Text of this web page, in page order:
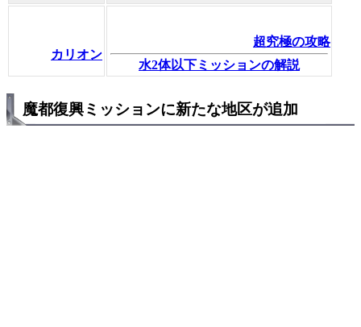
カリオン
超究極の攻略
水2体以下ミッションの解説
魔都復興ミッションに新たな地区が追加